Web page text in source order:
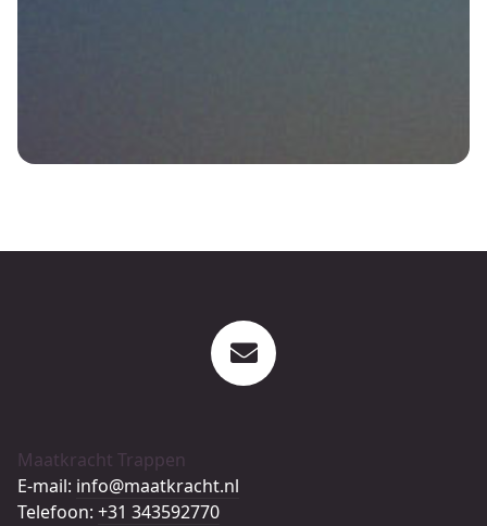
Maatkracht Trappen
E-mail: info@maatkracht.nl
Telefoon: +31 343592770